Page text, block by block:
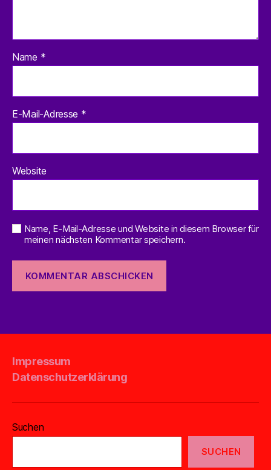
Name *
E-Mail-Adresse *
Website
Name, E-Mail-Adresse und Website in diesem Browser für
meinen nächsten Kommentar speichern.
Impressum
Datenschutzerklärung
Suchen
SUCHEN